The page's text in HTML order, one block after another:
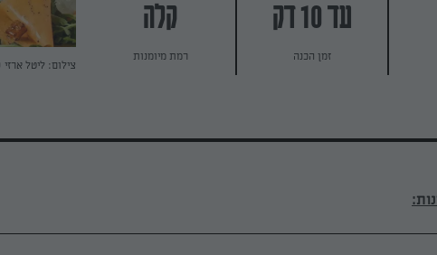
עד 10 דק
זמן הכנה
קלה
רמת מיומנות
צילום: ליטל ארזי